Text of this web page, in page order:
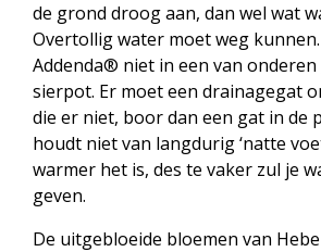
de grond droog aan, dan wel wat
Overtollig water moet weg
Addenda® niet in een van
sierpot. Er moet een drainagegat
die er niet, boor dan een gat in de
houdt niet van langdurig ‘natte
warmer het is, des te vaker zul je
geven.
De uitgebloeide bloemen van